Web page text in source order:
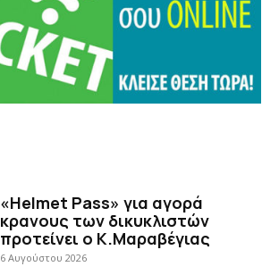
«Helmet Pass» για αγορά
κρανους των δικυκλιστών
προτείνει ο Κ.Μαραβέγιας
6 Αυγούστου 2026